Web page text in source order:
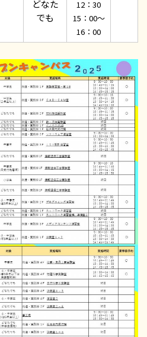
どなた
でも
12：30
15：00～
16：00